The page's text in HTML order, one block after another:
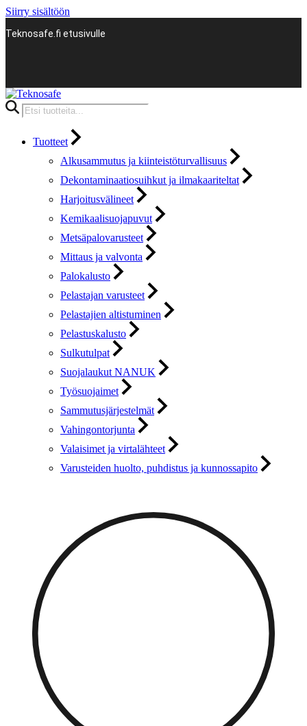
Siirry sisältöön
Teknosafe.fi etusivulle
Products
search
Tuotteet
Alkusammutus ja kiinteistöturvallisuus
Dekontaminaatiosuihkut ja ilmakaariteltat
Harjoitusvälineet
Kemikaalisuojapuvut
Metsäpalovarusteet
Mittaus ja valvonta
Palokalusto
Pelastajan varusteet
Pelastajien altistuminen
Pelastuskalusto
Sulkutulpat
Suojalaukut NANUK
Työsuojaimet
Sammutusjärjestelmät
Vahingontorjunta
Valaisimet ja virtalähteet
Varusteiden huolto, puhdistus ja kunnossapito